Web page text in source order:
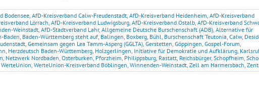
Bodensee, AfD-Kreisverband Calw-Freudenstadt, AfD-Kreisverband Heidenheim, AfD-Kreisverband
Lörrach, AfD-Kreisverband Ludwigsburg, AfD-Kreisverband Ostalb, AfD-Kreisverband
Weinstadt, AfD-Stadtverband Lahr, Allgemeine Deutsche Burschenschaft (ADB), Alternative für
Baden, Baden-Württemberg steht auf, Balingen, Boxberg, Bühl, Burschenschaft Teutonia, Calw,
, Gemeinsam gegen Lea Tamm-Asperg (GGLTA), Gerstetten, Göppingen, Gospel-Forum,
, Herzdeutsch Baden-Württemberg, Holzgerlingen, Initiative für Demokratie und Aufklärung,
, Netzwerk Nordbaden, Osterburken, Pforzheim, Philippsburg, Rastatt, Reichsbürger, Schopfheim,
WerteUnion, WerteUnion-Kreisverband Böblingen, Winnenden-Weinstadt, Zell am Harmersbach,